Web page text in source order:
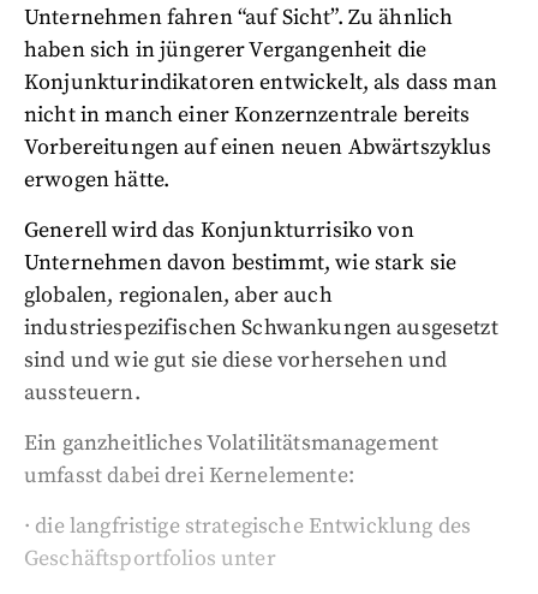
Unternehmen fahren “auf Sicht”. Zu ähnlich
haben sich in jüngerer Vergangenheit die
Konjunkturindikatoren entwickelt, als dass man
nicht in manch einer Konzernzentrale bereits
Vorbereitungen auf einen neuen Abwärtszyklus
erwogen hätte.
Generell wird das Konjunkturrisiko von
Unternehmen davon bestimmt, wie stark sie
globalen, regionalen, aber auch
industriespezifischen Schwankungen ausgesetzt
sind und wie gut sie diese vorhersehen und
aussteuern.
Ein ganzheitliches Volatilitätsmanagement
umfasst dabei drei Kernelemente:
· die langfristige strategische Entwicklung des
Geschäftsportfolios unter